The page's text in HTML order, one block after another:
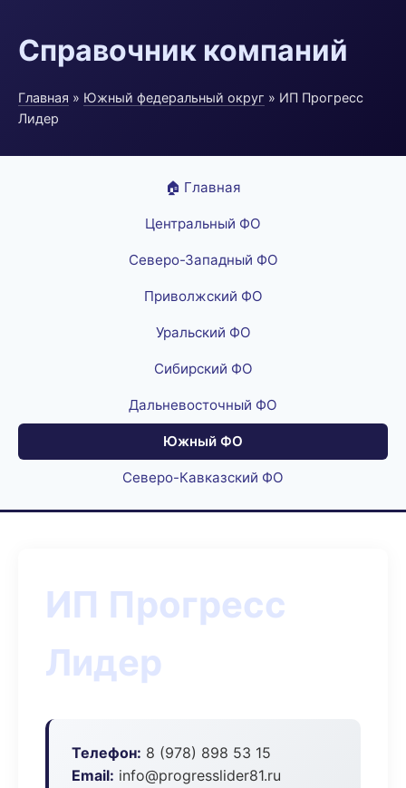
Справочник компаний
Главная » Южный федеральный округ » ИП Прогресс
Лидер
🏠 Главная
Центральный ФО
Северо-Западный ФО
Приволжский ФО
Уральский ФО
Сибирский ФО
Дальневосточный ФО
Южный ФО
Северо-Кавказский ФО
ИП Прогресс
Лидер
Телефон: 8 (978) 898 53 15
Email: info@progresslider81.ru